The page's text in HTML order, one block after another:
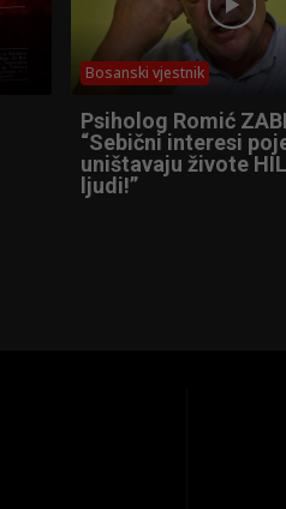
Bosanski vjestnik
Psiholog Romić
“Sebični interesi
uništavaju živote
ljudi!”